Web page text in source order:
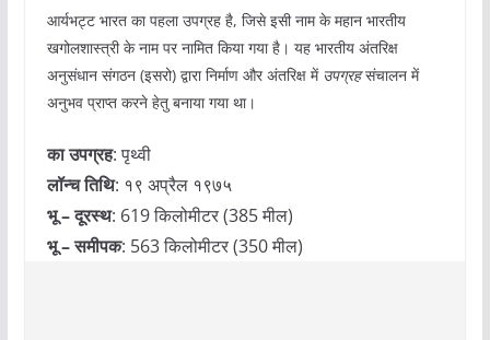
आर्यभट्ट भारत का पहला उपग्रह है, जिसे इसी नाम के महान भारतीय
खगोलशास्त्री के नाम पर नामित किया गया है। यह भारतीय अंतरिक्ष
अनुसंधान संगठन (इसरो) द्वारा निर्माण और अंतरिक्ष में उपग्रहसंचालन में
अनुभव प्राप्त करने हेतु बनाया गया था।
का उपग्रह‎: ‎पृथ्वी
लॉन्च तिथि‎: ‎१९ अप्रैल १९७५
भू – दूरस्थ‎: ‎619 किलोमीटर (385 मील)
भू – समीपक‎: ‎563 किलोमीटर (350 मील)